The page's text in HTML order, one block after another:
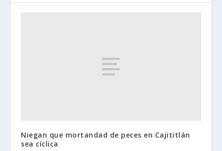
Niegan que mortandad de peces en Cajititlán
sea cíclica